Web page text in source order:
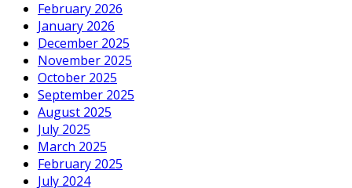
February 2026
January 2026
December 2025
November 2025
October 2025
September 2025
August 2025
July 2025
March 2025
February 2025
July 2024